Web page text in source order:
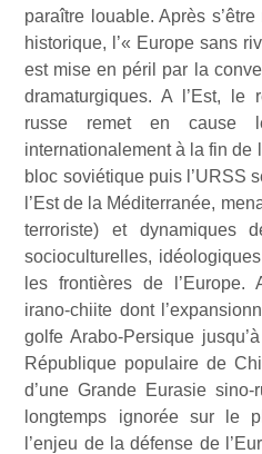
paraître louable. Après
historique, l’« Europe sans
est mise en péril par la
dramaturgiques. A l’Est, le
russe remet en cause
internationalement à la fin de
bloc soviétique puis l’URSS
l’Est de la Méditerranée,
terroriste) et dynamiques
socioculturelles,
les frontières de l’Europe.
irano-chiite dont
golfe Arabo-Persique
République populaire de
d’une Grande Eurasie
longtemps ignorée sur le
l’enjeu de la défense de